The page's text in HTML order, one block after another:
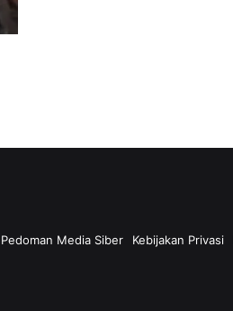
Pedoman Media Siber Kebijakan Privasi